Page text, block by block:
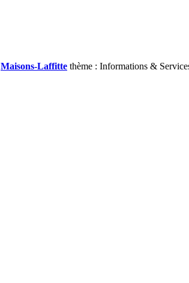
Maisons-Laffitte thème : Informations &